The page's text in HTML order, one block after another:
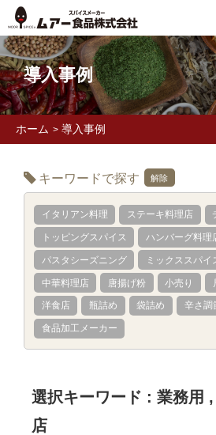
導入事例
ホーム > 導入事例
キーワードで探す 解除
イタリアン料理 ステーキ料理店
トッピングスパイス ハンバーグ料理
パスタシーズニング ミックススパイ
中華料理店 唐揚げ粉 小売り
洋食店 瓶詰め 袋詰め 辛さ調
食品加工メーカー
選択キーワード : 業務用 ,
店